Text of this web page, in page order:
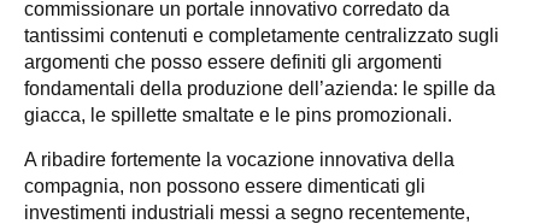
commissionare un portale innovativo corredato da
tantissimi contenuti e completamente centralizzato sugli
argomenti che posso essere definiti gli argomenti
fondamentali della produzione dell’azienda: le spille da
giacca, le spillette smaltate e le pins promozionali.
A ribadire fortemente la vocazione innovativa della
compagnia, non possono essere dimenticati gli
investimenti industriali messi a segno recentemente,